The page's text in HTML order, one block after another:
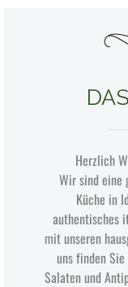
Herzlich
Wir sind eine
Küche in
authentisches
mit unseren
uns finden
Salaten und